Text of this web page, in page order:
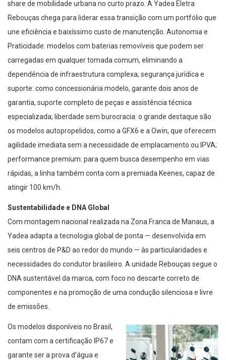
share de mobilidade urbana no curto prazo. A Yadea Eletra
Rebouças chega para liderar essa transição com um portfólio que
une eficiência e baixíssimo custo de manutenção. Autonomia e
Praticidade: modelos com baterias removíveis que podem ser
carregadas em qualquer tomada comum, eliminando a
dependência de infraestrutura complexa; segurança jurídica e
suporte: como concessionária modelo, garante dois anos de
garantia, suporte completo de peças e assistência técnica
especializada; liberdade sem burocracia: o grande destaque são
os modelos autopropelidos, como a GFX6 e a Owin, que oferecem
agilidade imediata sem a necessidade de emplacamento ou IPVA;
performance premium: para quem busca desempenho em vias
rápidas, a linha também conta com a premiada Keenes, capaz de
atingir 100 km/h.
Sustentabilidade e DNA Global
Com montagem nacional realizada na Zona Franca de Manaus, a
Yadea adapta a tecnologia global de ponta — desenvolvida em
seis centros de P&D ao redor do mundo — às particularidades e
necessidades do condutor brasileiro. A unidade Rebouças segue o
DNA sustentável da marca, com foco no descarte correto de
componentes e na promoção de uma condução silenciosa e livre
de emissões.
Os modelos disponíveis no Brasil,
contam com a certificação IP67 e
garante ser a prova d’água e